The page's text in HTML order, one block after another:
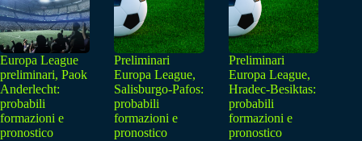
Europa League
preliminari, Paok
Anderlecht:
probabili
formazioni e
pronostico
Preliminari
Europa League,
Salisburgo-Pafos:
probabili
formazioni e
pronostico
Preliminari
Europa League,
Hradec-Besiktas:
probabili
formazioni e
pronostico